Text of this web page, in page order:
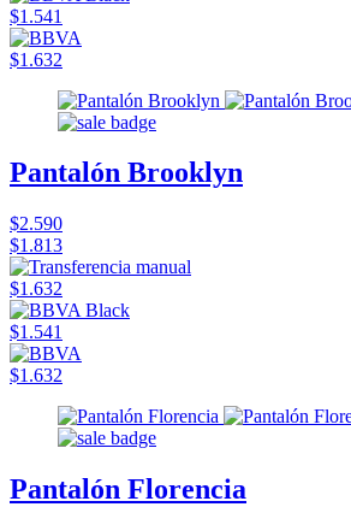
$1.541
$1.632
Pantalón Brooklyn
$2.590
$1.813
$1.632
$1.541
$1.632
Pantalón Florencia